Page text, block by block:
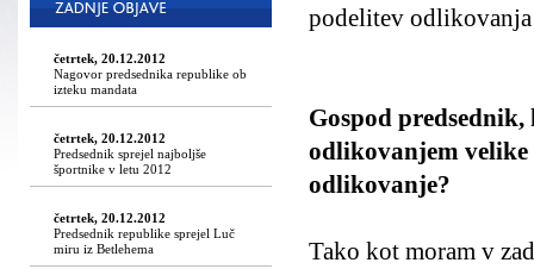
podelitev
Gospod
odlikovanjem
odlikovanje?
Tako kot moram v
četrtek, 20.12.2012
Nagovor predsednika republike ob
izteku mandata
četrtek, 20.12.2012
Predsednik sprejel najboljše
športnike v letu 2012
četrtek, 20.12.2012
Predsednik republike sprejel Luč
miru iz Betlehema